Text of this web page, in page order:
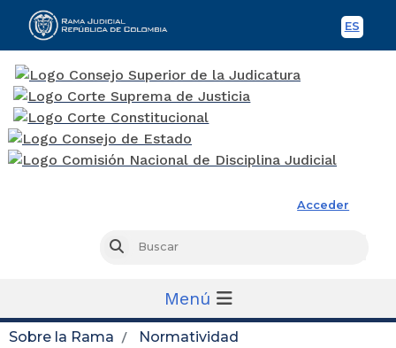
ES
Acceder
Buscar
Menú
Sobre la Rama
Normatividad